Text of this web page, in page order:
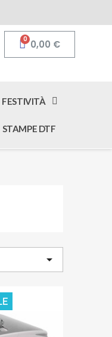
0,00 €
FESTIVITÀ
STAMPE DTF
